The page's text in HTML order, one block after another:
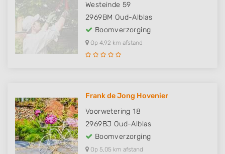
Westeinde 59
2969BM Oud-Alblas
Boomverzorging
Op 4,92 km afstand
Frank de Jong Hovenier
Voorwetering 18
2969BJ Oud-Alblas
Boomverzorging
Op 5,05 km afstand